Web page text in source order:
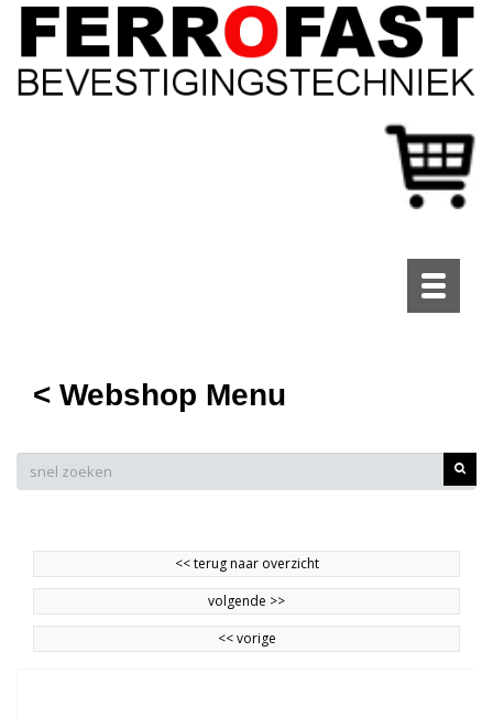
Toggle
< Webshop Menu
<<terug naar overzicht
volgende >>
<<vorige